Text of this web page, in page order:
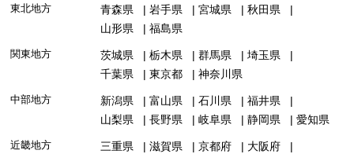
東北地方 青森県 岩手県 宮城県
秋田県
山形県
福島県
関東地方 茨城県 栃木県 群馬県
埼玉県
千葉県
東京都 神奈川県
中部地方 新潟県 富山県 石川県
福井県
山梨県
長野県 岐阜県 静岡県 愛知県
近畿地方 三重県 滋賀県 京都府
大阪府